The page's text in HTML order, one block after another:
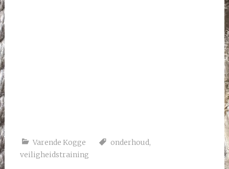
Varende Kogge onderhoud,
veiligheidstraining